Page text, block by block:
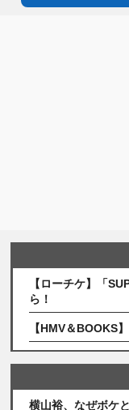
【ローチケ】「
ら！
【HMV＆BOOKS
横山裕、なぜボケ